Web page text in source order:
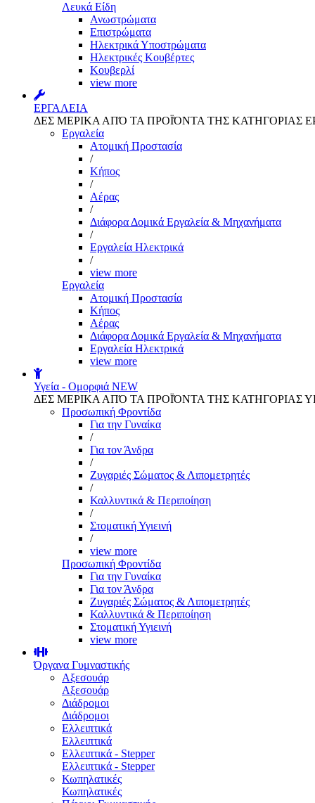
Λευκά Είδη
Ανωστρώματα
Επιστρώματα
Ηλεκτρικά Υποστρώματα
Ηλεκτρικές Κουβέρτες
Κουβερλί
view more
ΕΡΓΑΛΕΙΑ
ΔΕΣ ΜΕΡΙΚΑ ΑΠΌ ΤΑ ΠΡΟΪΌΝΤΑ ΤΗΣ ΚΑΤΗΓΟΡΙΑΣ
Εργαλεία
Aτομική Προστασία
/
Kήπος
/
Αέρας
/
Διάφορα Δομικά Εργαλεία & Μηχανήματα
/
Εργαλεία Ηλεκτρικά
/
view more
Εργαλεία
Aτομική Προστασία
Kήπος
Αέρας
Διάφορα Δομικά Εργαλεία & Μηχανήματα
Εργαλεία Ηλεκτρικά
view more
Υγεία - Ομορφιά NEW
ΔΕΣ ΜΕΡΙΚΑ ΑΠΌ ΤΑ ΠΡΟΪΌΝΤΑ ΤΗΣ ΚΑΤΗΓΟΡΙΑΣ
Προσωπική Φροντίδα
Για την Γυναίκα
/
Για τον Άνδρα
/
Ζυγαριές Σώματος & Λιπομετρητές
/
Καλλυντικά & Περιποίηση
/
Στοματική Υγιεινή
/
view more
Προσωπική Φροντίδα
Για την Γυναίκα
Για τον Άνδρα
Ζυγαριές Σώματος & Λιπομετρητές
Καλλυντικά & Περιποίηση
Στοματική Υγιεινή
view more
Όργανα Γυμναστικής
Αξεσουάρ
Αξεσουάρ
Διάδρομοι
Διάδρομοι
Ελλειπτικά
Ελλειπτικά
Ελλειπτικά - Stepper
Ελλειπτικά - Stepper
Κωπηλατικές
Κωπηλατικές